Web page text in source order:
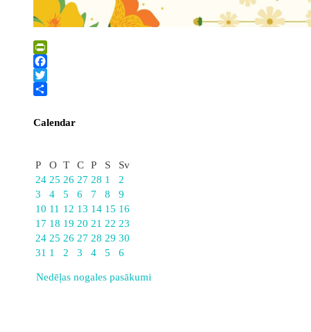
PrintFriendly
Facebook
Twitter
Calendar
P
O T C P S
Sv
24 25 26 27 28 1
2
3
4 5 6 7 8
9
10 11 12 13 14 15 16
17 18 19 20 21 22 23
24 25 26 27 28 29 30
31 1 2 3 4 5 6
Nedēļas nogales pasākumi